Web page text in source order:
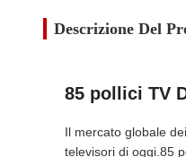
Descrizione Del
85 pollici TV
Il mercato globale
televisori di oggi.85